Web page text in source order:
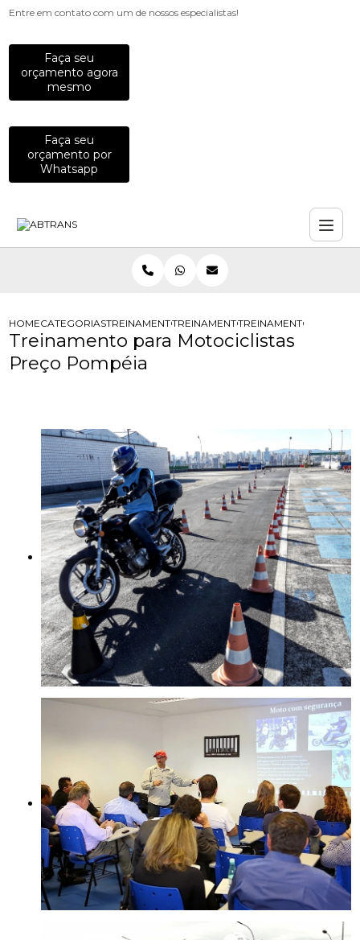
Entre em contato com um de nossos especialistas!
Faça seu
orçamento agora
mesmo
Faça seu
orçamento por
Whatsapp
HOMECATEGORIASTREINAMENTOS PARA MOTOCICLISTAS
TREINAMENTO DE DIRECAO
TREINAMENTO PARA
Treinamento para Motociclistas
Preço Pompéia